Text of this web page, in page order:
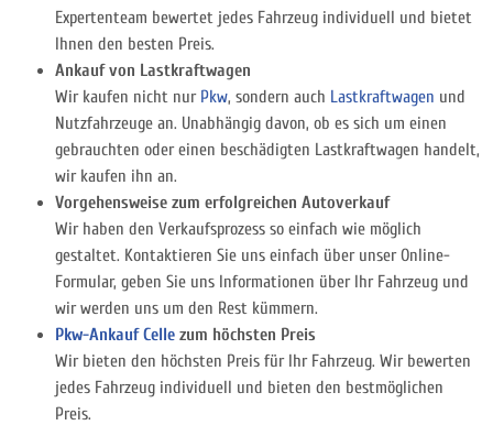
Expertenteam bewertet jedes Fahrzeug individuell und bietet
Ihnen den besten Preis.
Ankauf von Lastkraftwagen
Wir kaufen nicht nur Pkw, sondern auch Lastkraftwagen und
Nutzfahrzeuge an. Unabhängig davon, ob es sich um einen
gebrauchten oder einen beschädigten Lastkraftwagen handelt,
wir kaufen ihn an.
Vorgehensweise zum erfolgreichen Autoverkauf
Wir haben den Verkaufsprozess so einfach wie möglich
gestaltet. Kontaktieren Sie uns einfach über unser Online-
Formular, geben Sie uns Informationen über Ihr Fahrzeug und
wir werden uns um den Rest kümmern.
Pkw-Ankauf Celle zum höchsten Preis
Wir bieten den höchsten Preis für Ihr Fahrzeug. Wir bewerten
jedes Fahrzeug individuell und bieten den bestmöglichen
Preis.